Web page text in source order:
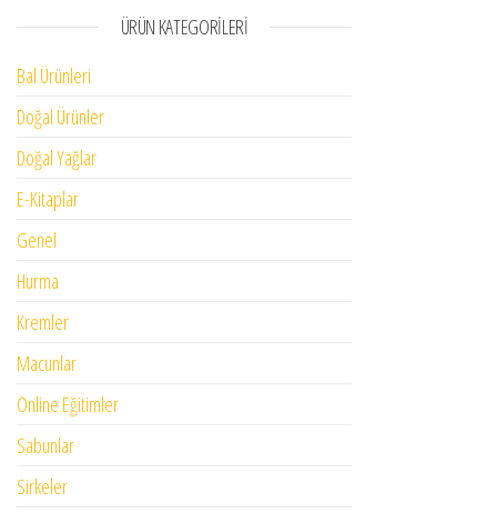
ÜRÜN KATEGORILERI
Bal Ürünleri
Doğal Ürünler
Doğal Yağlar
E-Kitaplar
Genel
Hurma
Kremler
Macunlar
Online Eğitimler
Sabunlar
Sirkeler